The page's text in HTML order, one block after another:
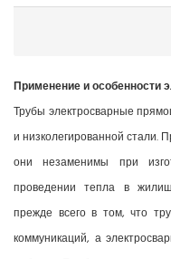
Применение и особенности
Трубы электросварные
и низколегированной стали.
они незаменимы при
проведении тепла в
прежде всего в том, что
коммуникаций, а